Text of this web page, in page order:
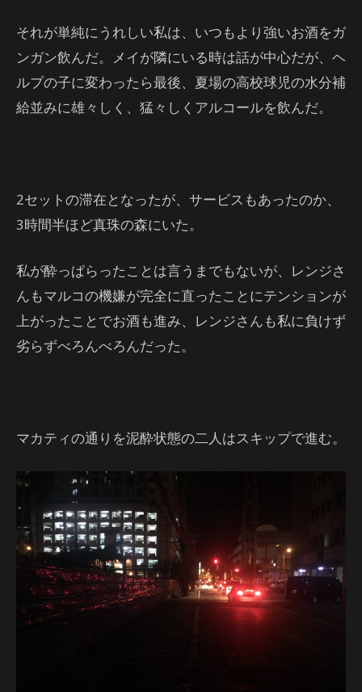
それが単純にうれしい私は、いつもより強いお酒をガ
ンガン飲んだ。メイが隣にいる時は話が中心だが、ヘ
ルプの子に変わったら最後、夏場の高校球児の水分補
給並みに雄々しく、猛々しくアルコールを飲んだ。
2セットの滞在となったが、サービスもあったのか、
3時間半ほど真珠の森にいた。
私が酔っぱらったことは言うまでもないが、レンジさ
んもマルコの機嫌が完全に直ったことにテンションが
上がったことでお酒も進み、レンジさんも私に負けず
劣らずべろんべろんだった。
マカティの通りを泥酔状態の二人はスキップで進む。